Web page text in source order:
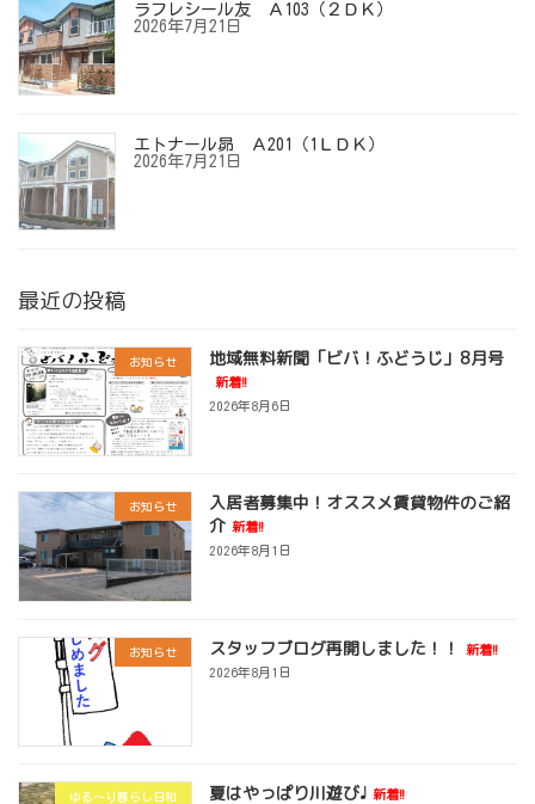
ラフレシール友 Ａ103（２ＤＫ）
2026年7月21日
エトナール昴 Ａ201（1ＬＤＫ）
2026年7月21日
最近の投稿
お知らせ 地域無料新聞「ビバ！ふどうじ」8月号
新着!!
2026年8月6日
お知らせ
入居者募集中！オススメ賃貸物件のご紹
介 新着!!
2026年8月1日
お知らせ スタッフブログ再開しました！！ 新着!!
2026年8月1日
ゆる～り暮らし日和 夏はやっぱり川遊び♩ 新着!!